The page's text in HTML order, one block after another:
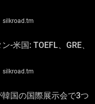
silkroad.tm
-米国: TOEFL、GRE、
silkroad.tm
国の国際展示会で3つ